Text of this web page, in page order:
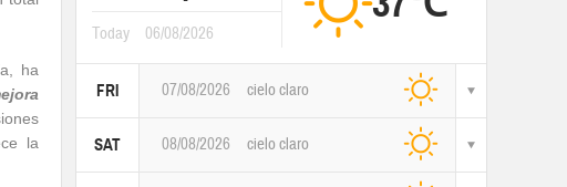
ha
la
Today 06/08/2026
FRI 07/08/2026 cielo claro
SAT 08/08/2026 cielo claro